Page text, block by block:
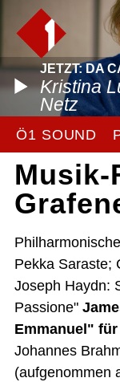
JETZT: DA
Kristina
Netz
Ö1 SOUND
Musik-
Pekka Saraste;
Joseph Haydn:
Passione"
Emmanuel"
Johannes
(aufgenommen